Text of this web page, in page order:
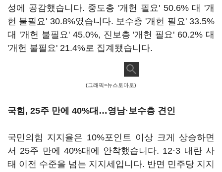
성에 공감했습니다. 중도층 '개헌 필요' 50.6% 대 '개
헌 불필요' 30.8%였습니다. 보수층 '개헌 필요' 33.5%
대 '개헌 불필요' 45.0%, 진보층 '개헌 필요' 60.2% 대
'개헌 불필요' 21.4%로 집계됐습니다.
(그래픽=뉴스토마토)
국힘, 25주 만에 40%대…영남·보수층 견인
국민의힘 지지율은 10%포인트 이상 크게 상승하면
서 25주 만에 40%대에 안착했습니다. 12·3 내란 사
태 이전 수준을 넘는 지지세입니다. 반면 민주당 지지